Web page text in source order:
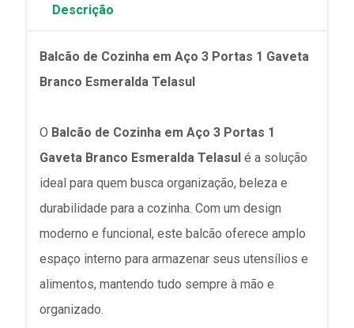
Descrição
Balcão de Cozinha em Aço 3 Portas 1 Gaveta
Branco Esmeralda Telasul
O Balcão de Cozinha em Aço 3 Portas 1
Gaveta Branco Esmeralda Telasul é a solução
ideal para quem busca organização, beleza e
durabilidade para a cozinha. Com um design
moderno e funcional, este balcão oferece amplo
espaço interno para armazenar seus utensílios e
alimentos, mantendo tudo sempre à mão e
organizado.